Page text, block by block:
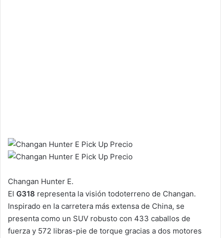
Changan Hunter E.
El G318 representa la visión todoterreno de Changan.
Inspirado en la carretera más extensa de China, se
presenta como un SUV robusto con 433 caballos de
fuerza y 572 libras-pie de torque gracias a dos motores